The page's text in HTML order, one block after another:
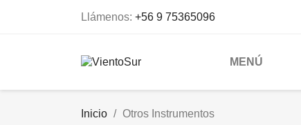
Llámenos: +56 9 75365096
MENÚ
Inicio Otros Instrumentos